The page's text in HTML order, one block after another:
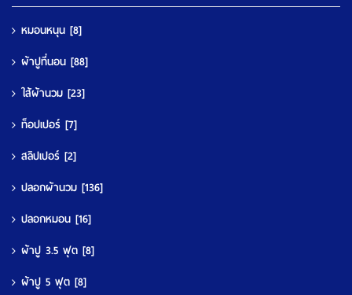
หมอนหนุน [8]
ผ้าปูที่นอน [88]
ใส้ผ้านวม [23]
ท็อปเปอร์ [7]
สลิปเปอร์ [2]
ปลอกผ้านวม [136]
ปลอกหมอน [16]
ผ้าปู 3.5 ฟุต [8]
ผ้าปู 5 ฟุต [8]